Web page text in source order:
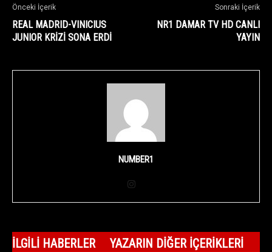
Önceki İçerik
REAL MADRID-VINICIUS
JUNIOR KRİZİ SONA ERDİ
Sonraki İçerik
NR1 DAMAR TV HD CANLI
YAYIN
NUMBER1
İLGILI HABERLER YAZARIN DIĞER İÇERIKLERI